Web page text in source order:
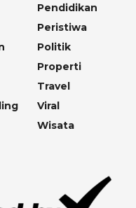
Pendidikan
Peristiwa
Politik
Properti
Travel
Viral
Wisata